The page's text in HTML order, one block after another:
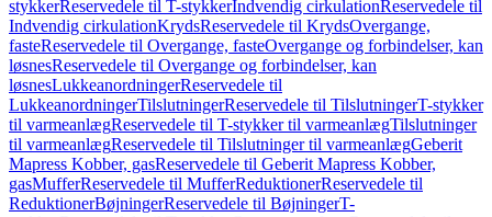
stykkerReservedele til T-stykkerIndvendig cirkulationReservedele til
Indvendig cirkulationKrydsReservedele til KrydsOvergange,
fasteReservedele til Overgange, fasteOvergange og forbindelser, kan
løsnesReservedele til Overgange og forbindelser, kan
løsnesLukkeanordningerReservedele til
LukkeanordningerTilslutningerReservedele til TilslutningerT-stykker
til varmeanlægReservedele til T-stykker til varmeanlægTilslutninger
til varmeanlægReservedele til Tilslutninger til varmeanlægGeberit
Mapress Kobber, gasReservedele til Geberit Mapress Kobber,
gasMufferReservedele til MufferReduktionerReservedele til
ReduktionerBøjningerReservedele til BøjningerT-